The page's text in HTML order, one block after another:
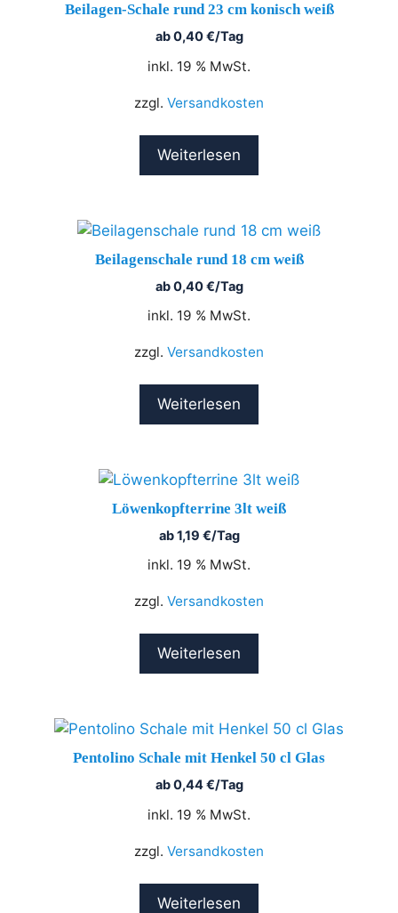
Beilagen-Schale rund 23 cm konisch weiß
ab0,40€/Tag
inkl. 19 % MwSt.
zzgl. Versandkosten
Weiterlesen
Beilagenschale rund 18 cm weiß
ab0,40€/Tag
inkl. 19 % MwSt.
zzgl. Versandkosten
Weiterlesen
Löwenkopfterrine 3lt weiß
ab1,19 €/Tag
inkl. 19 % MwSt.
zzgl. Versandkosten
Weiterlesen
Pentolino Schale mit Henkel 50 cl Glas
ab0,44€/Tag
inkl. 19 % MwSt.
zzgl. Versandkosten
Weiterlesen